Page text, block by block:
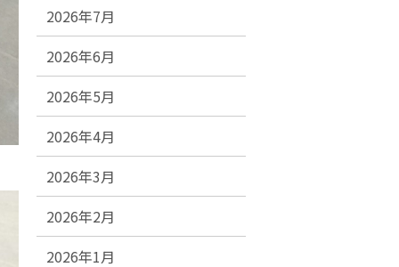
2026年7月
2026年6月
2026年5月
2026年4月
2026年3月
2026年2月
2026年1月